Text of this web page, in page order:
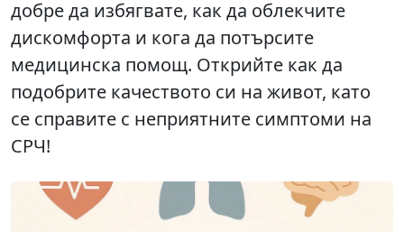
добре да избягвате, как да облекчите
дискомфорта и кога да потърсите
медицинска помощ. Открийте как да
подобрите качеството си на живот, като
се справите с неприятните симптоми на
СРЧ!